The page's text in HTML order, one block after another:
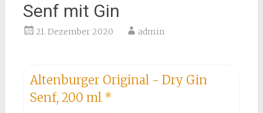
Senf mit Gin
21. Dezember 2020 admin
Altenburger Original - Dry Gin
Senf, 200 ml *